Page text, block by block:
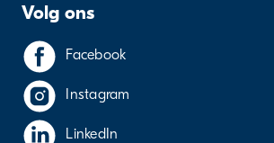
Volg ons
Facebook
Instagram
LinkedIn